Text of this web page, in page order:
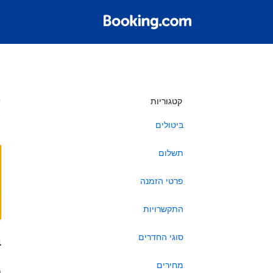
קטגוריות
ביטולים
תשלום
פרטי הזמנה
התקשרויות
סוגי החדרים
מחירים